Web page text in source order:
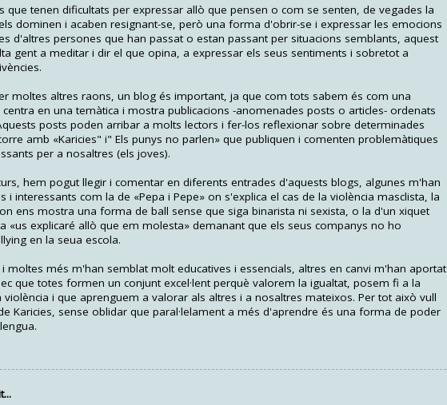
que tenen dificultats per expressar allò que pensen o com se senten, de vegades la
dominen i acaben resignant-se, però una forma d'obrir-se i expressar les emocions
d'altres persones que han passat o estan passant per situacions semblants, aquest
gent a meditar i dir el que opina, a expressar els seus sentiments i sobretot a
moltes altres raons, un blog és important, ja que com tots sabem és com una
en una temàtica i mostra publicacions -anomenades posts o articles- ordenats
posts poden arribar a molts lectors i fer-los reflexionar sobre determinades
amb «Karicies" i" Els punys no parlen» que publiquen i comenten problemàtiques
per a nosaltres (els joves).
hem pogut llegir i comentar en diferents entrades d'aquests blogs, algunes m'han
i interessants com la de «Pepa i Pepe» on s'explica el cas de la violència masclista, la
ens mostra una forma de ball sense que siga binarista ni sexista, o la d'un xiquet
«us explicaré allò que em molesta» demanant que els seus companys no ho
en la seua escola.
moltes més m'han semblat molt educatives i essencials, altres en canvi m'han aportat
que totes formen un conjunt excel·lent perquè valorem la igualtat, posem fi a la
violència i que aprenguem a valorar als altres i a nosaltres mateixos. Per tot això vull
Karicies, sense oblidar que paral·lelament a més d'aprendre és una forma de poder